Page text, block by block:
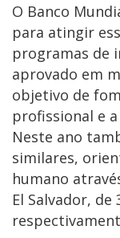
O Banco
para atingir
programas de
aprovado em
objetivo de
profissional e
Neste ano
similares,
humano
El Salvador,